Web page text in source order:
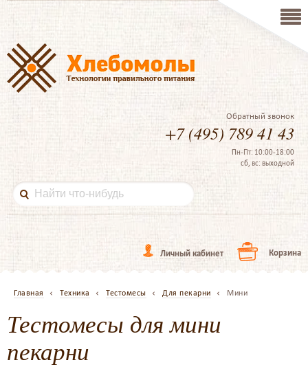
Обратный звонок
+7 (495) 789 41 43
Пн-Пт: 10:00-18:00
сб, вс: выходной
Личный кабинет Корзина
Главная Техника Тестомесы Для пекарни Мини
Тестомесы для мини
пекарни